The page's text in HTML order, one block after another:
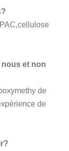
et non
de
de